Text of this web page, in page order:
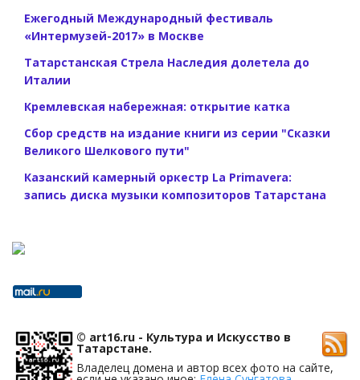
Ежегодный Международный фестиваль
«Интермузей-2017» в Москве
Татарстанская Стрела Наследия долетела до
Италии
Кремлевская набережная: открытие катка
Сбор средств на издание книги из серии "Сказки
Великого Шелкового пути"
Казанский камерный оркестр La Primavera:
запись диска музыки композиторов Татарстана
© art16.ru - Культура и Искусство в
Татарстане.
Владелец домена и автор всех фото на сайте,